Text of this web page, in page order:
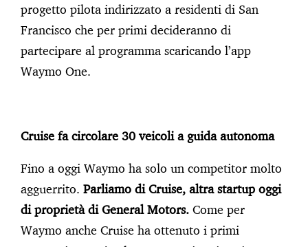
progetto pilota indirizzato a residenti di San
Francisco che per primi decideranno di
partecipare al programma scaricando l’app
Waymo One.
Cruise fa circolare 30 veicoli a guida autonoma
Fino a oggi Waymo ha solo un competitor molto
agguerrito. Parliamo di Cruise, altra startup oggi
di proprietà di General Motors. Come per
Waymo anche Cruise ha ottenuto i primi